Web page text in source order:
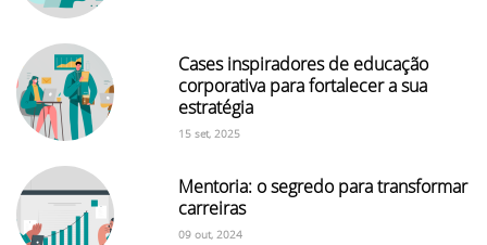
Cases inspiradores de educação
corporativa para fortalecer a sua
estratégia
15 set, 2025
Mentoria: o segredo para transformar
carreiras
09 out, 2024